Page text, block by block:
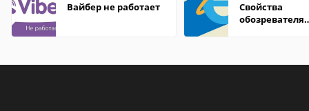
Вайбер не работает
Свойства
обозревателя